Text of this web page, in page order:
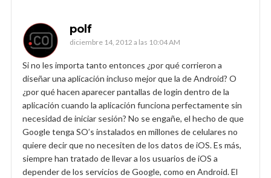
polf
diciembre 14, 2012 a las 10:04 AM
Si no les importa tanto entonces ¿por qué corrieron a
diseñar una aplicación incluso mejor que la de Android? O
¿por qué hacen aparecer pantallas de login dentro de la
aplicación cuando la aplicación funciona perfectamente sin
necesidad de iniciar sesión? No se engañe, el hecho de que
Google tenga SO’s instalados en millones de celulares no
quiere decir que no necesiten de los datos de iOS. Es más,
siempre han tratado de llevar a los usuarios de iOS a
depender de los servicios de Google, como en Android. El